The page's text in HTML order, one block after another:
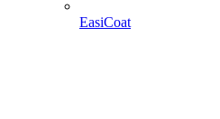
EasiCoat